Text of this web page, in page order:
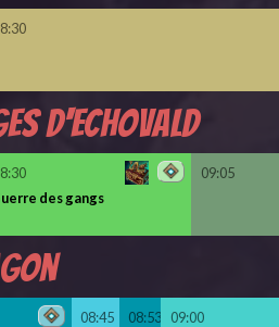
d'Echovald
des gangs
09:05
08:45
08:53
09:00